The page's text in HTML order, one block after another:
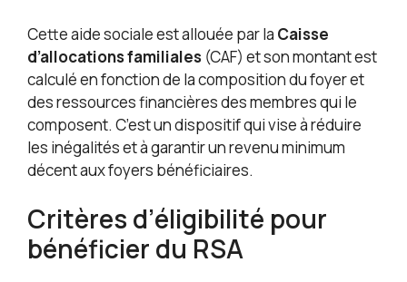
Cette aide sociale est allouée par la Caisse
d’allocations familiales (CAF) et son montant est
calculé en fonction de la composition du foyer et
des ressources financières des membres qui le
composent. C’est un dispositif qui vise à réduire
les inégalités et à garantir un revenu minimum
décent aux foyers bénéficiaires.
Critères d’éligibilité pour
bénéficier du RSA